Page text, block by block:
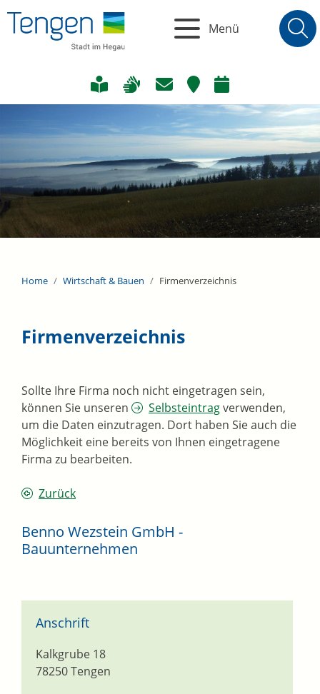
Menü
Home Wirtschaft & Bauen Firmenverzeichnis
Firmenverzeichnis
Sollte Ihre Firma noch nicht eingetragen sein,
können Sie unseren
Selbsteintragverwenden,
um die Daten einzutragen. Dort haben Sie auch die
Möglichkeit eine bereits von Ihnen eingetragene
Firma zu bearbeiten.
Zurück
Benno Wezstein GmbH -
Bauunternehmen
Anschrift
Kalkgrube 18
78250Tengen